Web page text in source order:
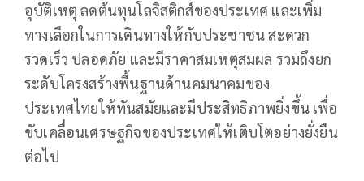
อุบัติเหตุ ลดต้นทุนโลจิสติกส์ของประเทศ และเพิ่ม
ทางเลือกในการเดินทางให้กับประชาชน สะดวก
รวดเร็ว ปลอดภัย และมีราคาสมเหตุสมผล รวมถึงยก
ระดับโครงสร้างพื้นฐานด้านคมนาคมของ
ประเทศไทยให้ทันสมัยและมีประสิทธิภาพยิ่งขึ้น เพื่อ
ขับเคลื่อนเศรษฐกิจของประเทศให้เติบโตอย่างยั่งยืน
ต่อไป